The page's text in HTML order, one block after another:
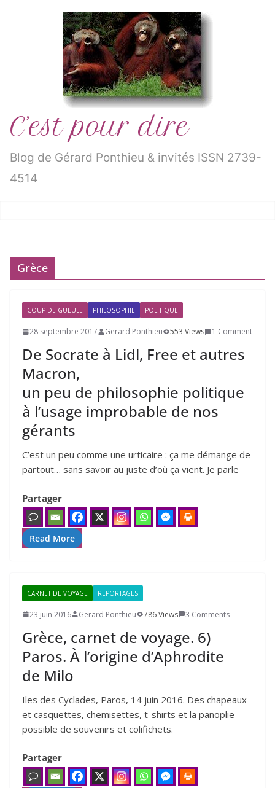
C’est pour dire
Blog de Gérard Ponthieu & invités ISSN 2739-
4514
Grèce
COUP DE GUEULE PHILOSOPHIE POLITIQUE
28 septembre 2017 Gerard Ponthieu 553 Views 1 Comment
De Socrate à Lidl, Free et autres
Macron,
un peu de philosophie politique
à l’usage improbable de nos
gérants
C’est un peu comme une urti­caire : ça me démange de
par­tout… sans savoir au juste d’où ça vient. Je parle
Partager
Read More
CARNET DE VOYAGE REPORTAGES
23 juin 2016 Gerard Ponthieu 786 Views 3 Comments
Grèce, carnet de voyage. 6)
Paros. À l’origine d’Aphrodite
de Milo
Iles des Cyclades, Paros, 14 juin 2016. Des chapeaux
et casquettes, chemisettes, t-shirts et la panoplie
possible de souvenirs et colifichets.
Partager